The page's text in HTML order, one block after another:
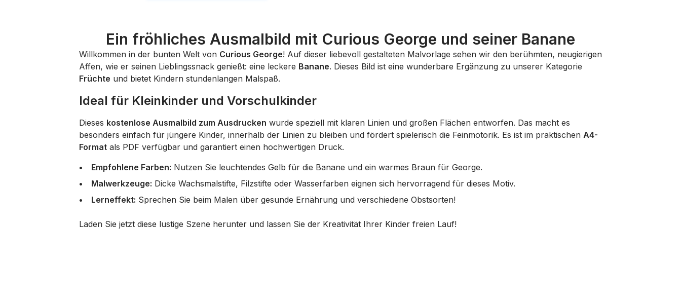
Ein fröhliches Ausmalbild mit Curious George und seiner Banane
Willkommen in der bunten Welt von Curious George! Auf dieser liebevoll gestalteten Malvorlage sehen wir den berühmten, neugierigen
Affen, wie er seinen Lieblingssnack genießt: eine leckere Banane. Dieses Bild ist eine wunderbare Ergänzung zu unserer Kategorie
Früchte und bietet Kindern stundenlangen Malspaß.
Ideal für Kleinkinder und Vorschulkinder
Dieses kostenlose Ausmalbild zum Ausdrucken wurde speziell mit klaren Linien und großen Flächen entworfen. Das macht es
besonders einfach für jüngere Kinder, innerhalb der Linien zu bleiben und fördert spielerisch die Feinmotorik. Es ist im praktischen A4-
Format als PDF verfügbar und garantiert einen hochwertigen Druck.
Empfohlene Farben: Nutzen Sie leuchtendes Gelb für die Banane und ein warmes Braun für George.
Malwerkzeuge: Dicke Wachsmalstifte, Filzstifte oder Wasserfarben eignen sich hervorragend für dieses Motiv.
Lerneffekt: Sprechen Sie beim Malen über gesunde Ernährung und verschiedene Obstsorten!
Laden Sie jetzt diese lustige Szene herunter und lassen Sie der Kreativität Ihrer Kinder freien Lauf!